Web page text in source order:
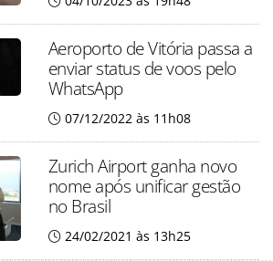
Aeroporto de Vitória passa a
enviar status de voos pelo
WhatsApp
07/12/2022 às 11h08
Zurich Airport ganha novo
nome após unificar gestão
no Brasil
24/02/2021 às 13h25